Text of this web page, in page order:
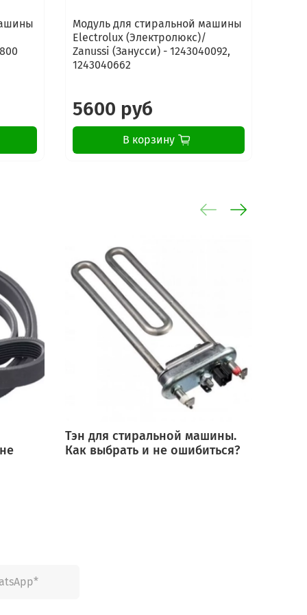
Модуль для стиральной машины
Electrolux (Электролюкс)/
Zanussi (Занусси) - 1243040092,
1243040662
5600 руб
В корзину
Тэн для стиральной машины.
Как выбрать и не ошибиться?